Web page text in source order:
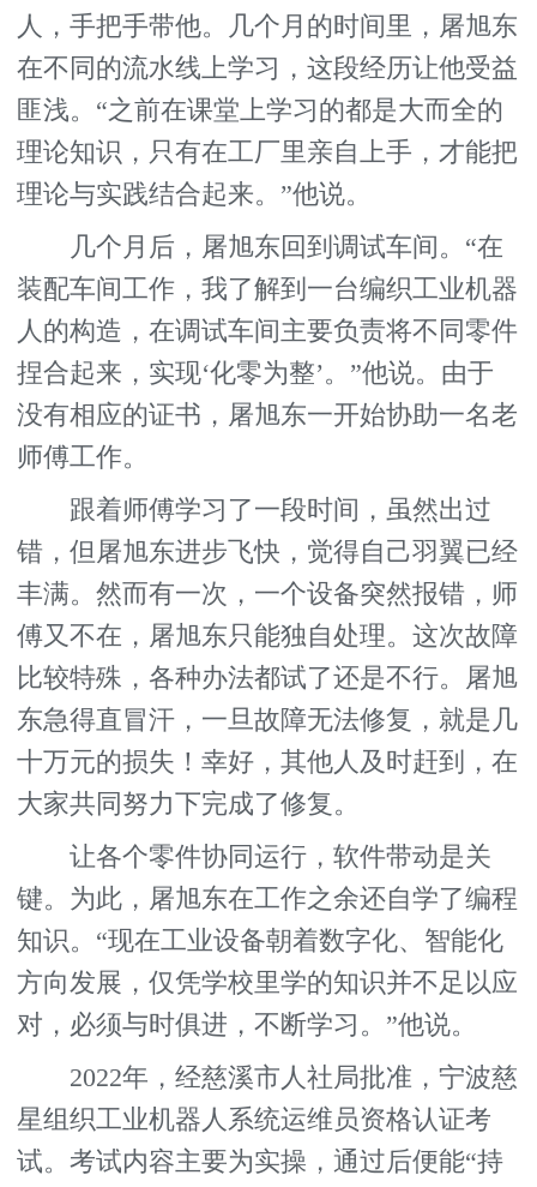
人，手把手带他。几个月的时间里，屠旭东
在不同的流水线上学习，这段经历让他受益
匪浅。“之前在课堂上学习的都是大而全的
理论知识，只有在工厂里亲自上手，才能把
理论与实践结合起来。”他说。
几个月后，屠旭东回到调试车间。“在
装配车间工作，我了解到一台编织工业机器
人的构造，在调试车间主要负责将不同零件
捏合起来，实现‘化零为整’。”他说。由于
没有相应的证书，屠旭东一开始协助一名老
师傅工作。
跟着师傅学习了一段时间，虽然出过
错，但屠旭东进步飞快，觉得自己羽翼已经
丰满。然而有一次，一个设备突然报错，师
傅又不在，屠旭东只能独自处理。这次故障
比较特殊，各种办法都试了还是不行。屠旭
东急得直冒汗，一旦故障无法修复，就是几
十万元的损失！幸好，其他人及时赶到，在
大家共同努力下完成了修复。
让各个零件协同运行，软件带动是关
键。为此，屠旭东在工作之余还自学了编程
知识。“现在工业设备朝着数字化、智能化
方向发展，仅凭学校里学的知识并不足以应
对，必须与时俱进，不断学习。”他说。
2022年，经慈溪市人社局批准，宁波慈
星组织工业机器人系统运维员资格认证考
试。考试内容主要为实操，通过后便能“持